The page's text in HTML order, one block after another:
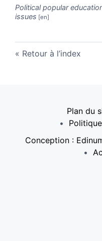
Political popular
issues
Retour à l’index
Plan du
Conception :